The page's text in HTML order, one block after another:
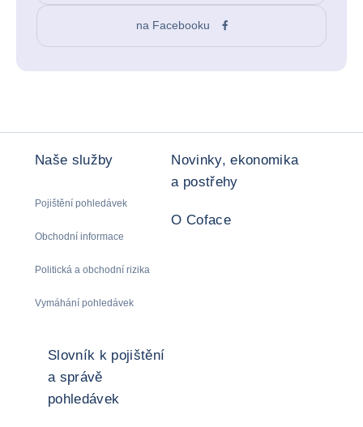
na Facebooku
Naše služby
Pojištění pohledávek
Obchodní informace
Politická a obchodní rizika
Vymáhání pohledávek
Novinky, ekonomika
a postřehy
O Coface
Slovník k pojištění
a správě
pohledávek